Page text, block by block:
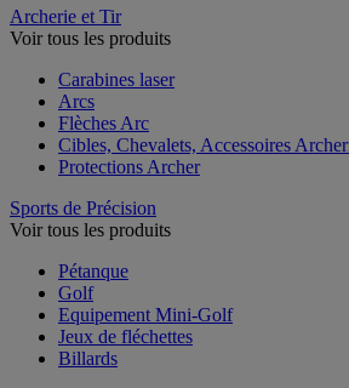
Archerie et Tir
Voir tous les produits
Carabines laser
Arcs
Flèches Arc
Cibles, Chevalets, Accessoires
Protections Archer
Sports de Précision
Voir tous les produits
Pétanque
Golf
Equipement Mini-Golf
Jeux de fléchettes
Billards